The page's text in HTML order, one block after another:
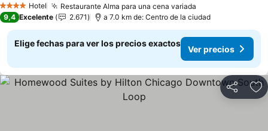
4 EstrellasHotel Restaurante Alma para una cena variada
9,4 Excelente 2.671 a 7.0 km de: Centro de la ciudad
Elige fechas para ver los precios exactos
Ver precios
Compartir